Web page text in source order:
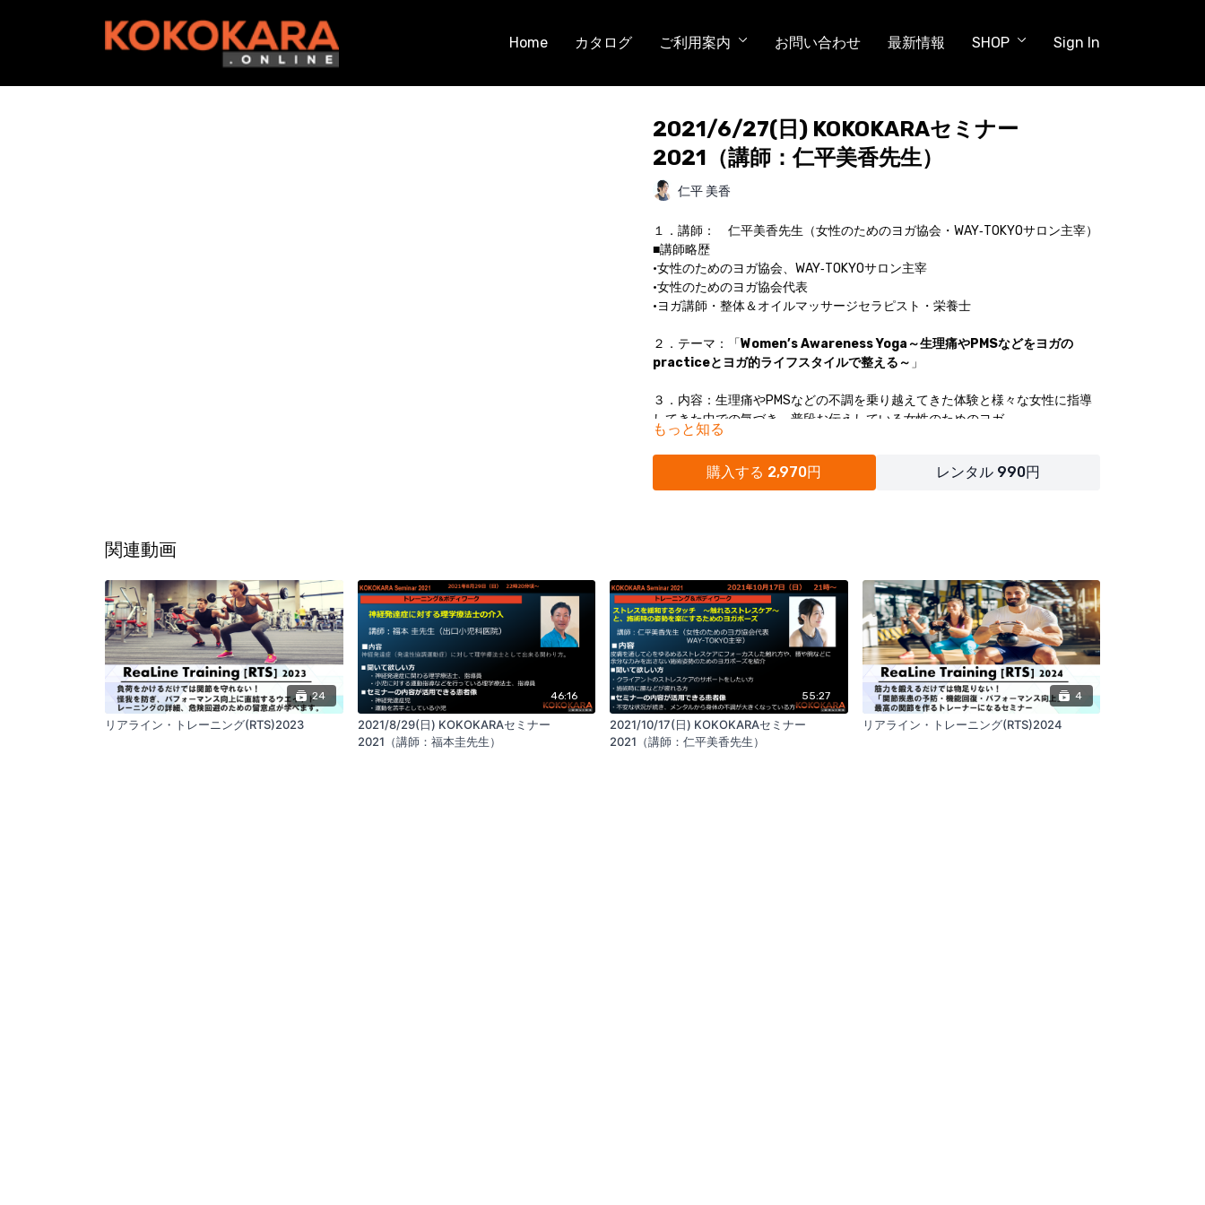
Home カタログ ご利用案内 お問い合わせ 最新情報 SHOP Sign In
2021/6/27(日) KOKOKARAセミナー
2021（講師：仁平美香先生）
仁平 美香
１．講師： 仁平美香先生（女性のためのヨガ協会・WAY‐TOKYOサロン主宰）
■講師略歴
•女性のためのヨガ協会、WAY‐TOKYOサロン主宰
•女性のためのヨガ協会代表
•ヨガ講師・整体＆オイルマッサージセラピスト・栄養士
２．テーマ：「Women’s Awareness Yoga～生理痛やPMSなどをヨガの
practiceとヨガ的ライフスタイルで整える～ 」
３．内容：生理痛やPMSなどの不調を乗り越えてきた体験と様々な女性に指導
してきた中での気づき、普段お伝えしている女性のためのヨガ
（WomensAwarenessYoga）から東洋医学の経絡やツボのケアとヨガのポーズ
やワークを組み合わせて不調にあわせたセルフケアをご紹介。
骨盤底筋群をひきあげる呼吸法の他、ヨガマットがなくてもできる簡単なポー
ズやセルフケアもお伝えします。
・女性クライアントのホルモンバランスにまつわる心身のゆらぎをサポートを
したい方
もっと知る
購入する 2,970円 レンタル 990円
関連動画
24
リアライン・トレーニング(RTS)2023
46:16
2021/8/29(日) KOKOKARAセミナー
2021（講師：福本圭先生）
55:27
2021/10/17(日) KOKOKARAセミナー
2021（講師：仁平美香先生）
4
リアライン・トレーニング(RTS)2024